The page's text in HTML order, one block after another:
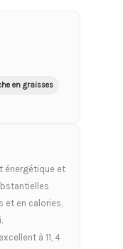
en graisses
énergétique et
et en calories,
à 11, 4